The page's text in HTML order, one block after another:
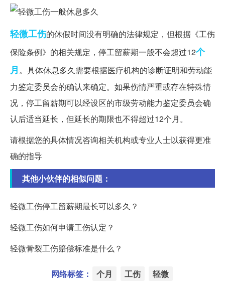
轻微工伤的休假时间没有明确的法律规定，但根据《工伤
保险条例》的相关规定，停工留薪期一般不会超过12个
月。具体休息多久需要根据医疗机构的诊断证明和劳动能
力鉴定委员会的确认来确定。如果伤情严重或存在特殊情
况，停工留薪期可以经设区的市级劳动能力鉴定委员会确
认后适当延长，但延长的期限也不得超过12个月。
请根据您的具体情况咨询相关机构或专业人士以获得更准
确的指导
其他小伙伴的相似问题：
轻微工伤停工留薪期最长可以多久？
轻微工伤如何申请工伤认定？
轻微骨裂工伤赔偿标准是什么？
网络标签： 个月 工伤 轻微